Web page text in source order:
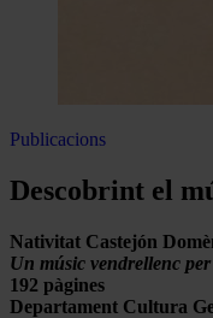
Publicacions
Descobrint el
Nativitat Castejón
Un músic vendrellenc
192 pàgines
Departament Cultura